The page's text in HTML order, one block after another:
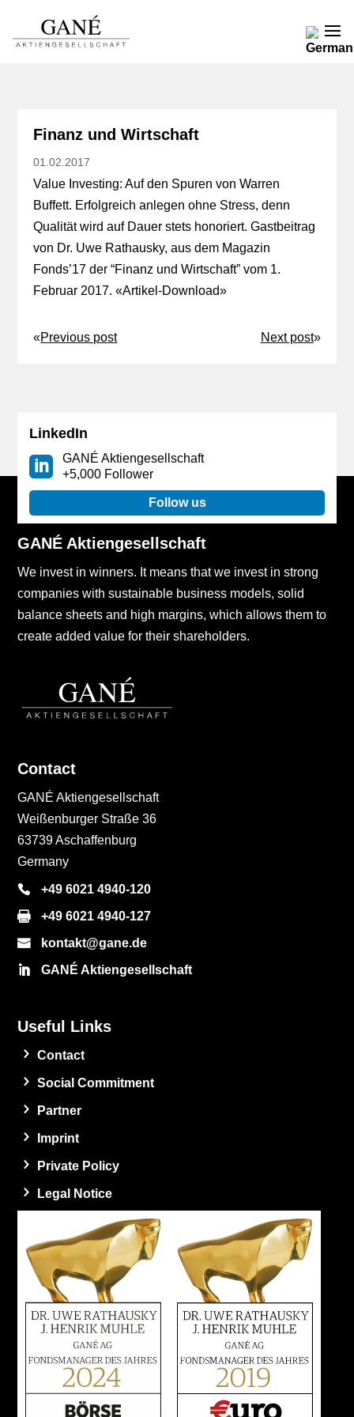
Finanz und Wirtschaft
01.02.2017
Value Investing: Auf den Spuren von Warren
Buffett. Erfolgreich anlegen ohne Stress, denn
Qualität wird auf Dauer stets honoriert. Gastbeitrag
von Dr. Uwe Rathausky, aus dem Magazin
Fonds’17 der “Finanz und Wirtschaft” vom 1.
Februar 2017. «Artikel-Download»
«Previous post Next post»
LinkedIn
GANÉ Aktiengesellschaft
+5,000 Follower
Follow us
GANÉ Aktiengesellschaft
We invest in winners. It means that we invest in strong
companies with sustainable business models, solid
balance sheets and high margins, which allows them to
create added value for their shareholders.
Contact
GANÉ Aktiengesellschaft
Weißenburger Straße 36
63739 Aschaffenburg
Germany
+49 6021 4940-120
+49 6021 4940-127
kontakt@gane.de
GANÉ Aktiengesellschaft
Useful Links
Contact
Social Commitment
Partner
Imprint
Private Policy
Legal Notice